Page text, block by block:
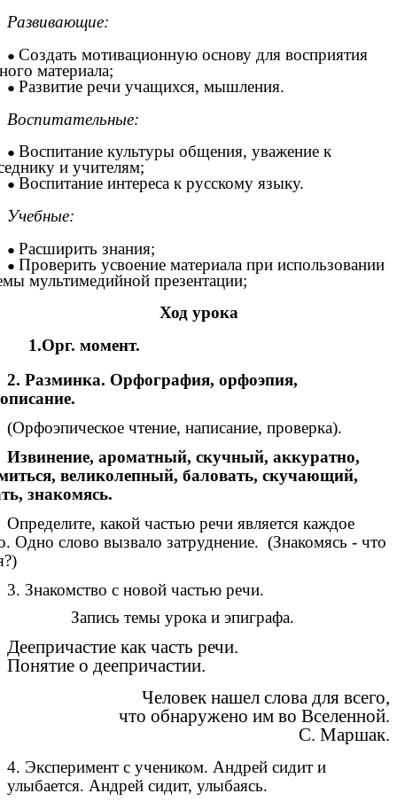
Развивающие:
Создать мотивационную основу для восприятия
материала;
Развитие речи учащихся, мышления.
Воспитательные:
Воспитание культуры общения, уважение к
и учителям;
Воспитание интереса к русскому языку.
Учебные:
Расширить знания;
Проверить усвоение материала при использовании
мультимедийной презентации;
Ход урока
1.Орг. момент.
2. Разминка. Орфография, орфоэпия,
(Орфоэпическое чтение, написание, проверка).
Извинение, ароматный, скучный, аккуратно,
великолепный, баловать, скучающий,
знакомясь.
Определите, какой частью речи является каждое
Одно слово вызвало затруднение. (Знакомясь - что
3. Знакомство с новой частью речи.
Запись темы урока и эпиграфа.
Деепричастие как часть речи.
Понятие о деепричастии.
Человек нашел слова для всего,
что обнаружено им во Вселенной.
С. Маршак.
4. Эксперимент с учеником. Андрей сидит и
улыбается. Андрей сидит, улыбаясь.